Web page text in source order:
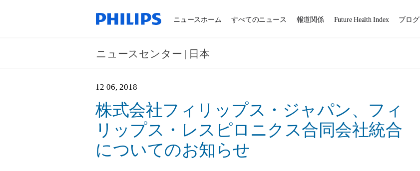
ニュースホーム すべてのニュース 報道関係 Future Health Index ブログ
ニュースセンター | 日本
12 06, 2018
株式会社フィリップス・ジャパン、フィ
リップス・レスピロニクス合同会社統合
についてのお知らせ